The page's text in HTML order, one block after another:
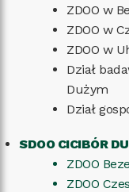
ZDOO w
ZDOO w
ZDOO w
Dział
Dużym
Dział
SDOO CICIBÓR
ZDOO
ZDOO